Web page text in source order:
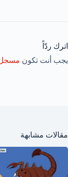
اترك ردّاً
يجب أنت تكون مسجل
مقالات مشابهة